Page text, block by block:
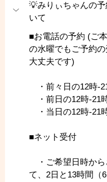
💡みりぃちゃんの
いて
■お電話の予約 (ご
の水曜でもご予約
大丈夫です)
・前々日の12時-
・前日の12時-21
・当日の12時-21
■ネット受付
・ご希望日時から
て、2日と13時間（